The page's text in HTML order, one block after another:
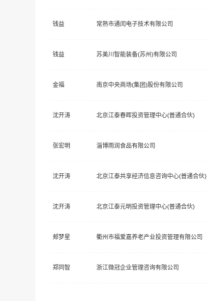
钱益 常熟市通闰电子技术有限公司
钱益 苏美川智能装备(苏州)有限公司
金福 南京中央商场(集团)股份有限公司
沈开涛 北京江泰春晖投资管理中心(普通合伙)
张宏明 淄博雨润食品有限公司
沈开涛 北京江泰共享经济信息咨询中心(普通合伙)
沈开涛 北京江泰元明投资管理中心(普通合伙)
郏梦星 衢州市福爱嘉养老产业投资管理有限公司
郑同智 浙江微冠企业管理咨询有限公司